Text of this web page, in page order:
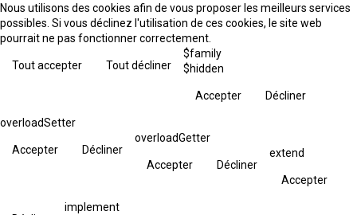
Nous utilisons des cookies afin de vous proposer les meilleurs services
possibles. Si vous déclinez l'utilisation de ces cookies, le site web
pourrait ne pas fonctionner correctement.
Tout accepter Tout décliner
$family
$hidden
Accepter Décliner
overloadSetter
Accepter Décliner
overloadGetter
Accepter Décliner
extend
Accepter
implement